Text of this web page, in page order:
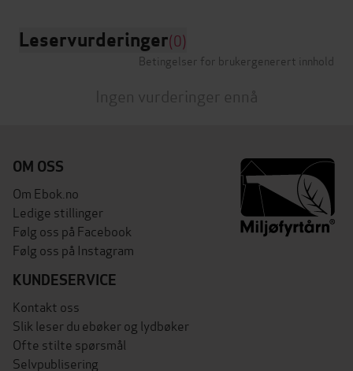
Leservurderinger(0)
Betingelser for brukergenerert innhold
Ingen vurderinger ennå
OM OSS
Om Ebok.no
Ledige stillinger
Følg oss på Facebook
Følg oss på Instagram
KUNDESERVICE
Kontakt oss
Slik leser du ebøker og lydbøker
Ofte stilte spørsmål
Selvpublisering